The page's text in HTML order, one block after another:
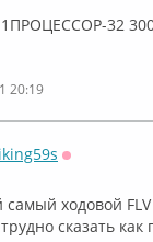
32
20:19
самый ходовой
сказать